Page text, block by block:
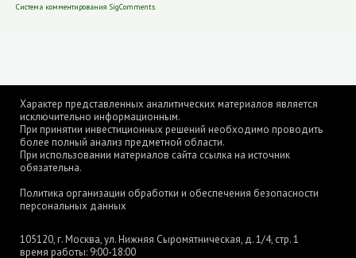
Система комментирования SigComments
Характер представленных аналитических материалов является
исключительно информационным.
При принятии инвестиционных решений необходимо проводить
более полный анализ предметной области.
При использовании материалов сайта ссылка на источник
обязательна.
Политика организации обработки и обеспечения безопасности
персональных данных
105120, г. Москва, ул. Нижняя Сыромятническая, д. 1/4, стр. 1
время работы: 9:00-18:00